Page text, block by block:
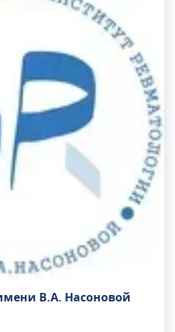
В.А. Насоновой